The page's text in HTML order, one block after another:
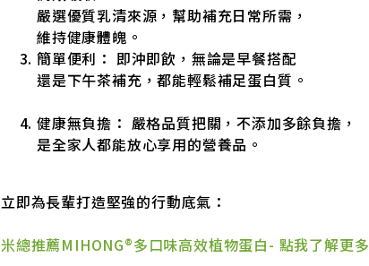
嚴選優質乳清來源，幫助補充日常所需，
維持健康體魄。
簡單便利： 即沖即飲，無論是早餐搭配
還是下午茶補充，都能輕鬆補足蛋白質。
健康無負擔： 嚴格品質把關，不添加多餘負擔，
是全家人都能放心享用的營養品。
立即為長輩打造堅強的行動底氣：
米總推薦MIHONG®多口味高效植物蛋白- 點我了解更多